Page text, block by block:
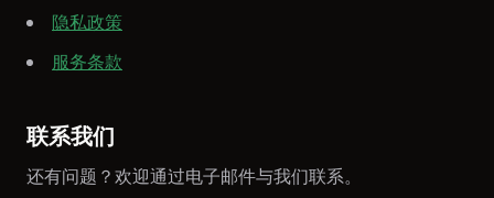
隐私政策
服务条款
联系我们
还有问题？欢迎通过电子邮件与我们联系。